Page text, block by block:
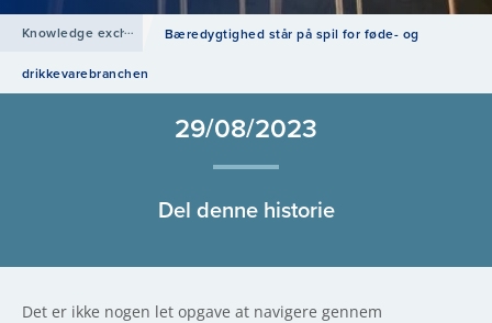
Knowledge exchange
Bæredygtighed står på spil for føde- og
drikkevarebranchen
29/08/2023
Del denne historie
Det er ikke nogen let opgave at navigere gennem